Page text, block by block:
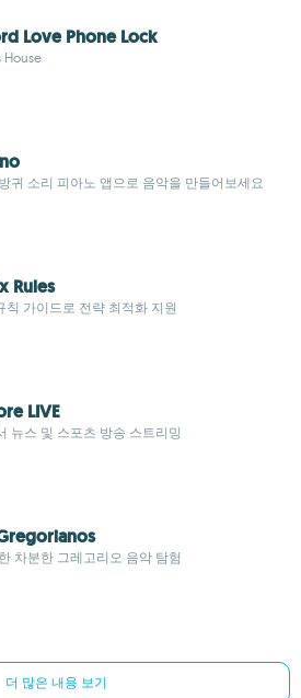
Love Phone Lock
House
귀 소리 피아노 앱으로 음악을 만들어보세요
Rules
칙 가이드로 전략 최적화 지원
LIVE
뉴스 및 스포츠 방송 스트리밍
차분한 그레고리오 음악 탐험
더 많은 내용 보기